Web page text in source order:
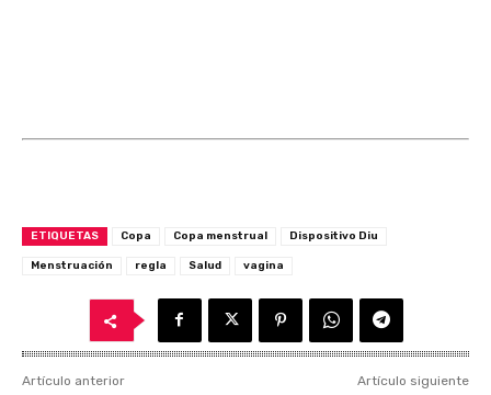
ETIQUETAS Copa Copa menstrual Dispositivo Diu
Menstruación regla Salud vagina
Artículo anterior
Artículo siguiente